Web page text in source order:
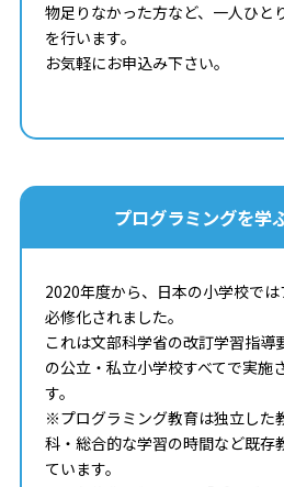
物足りなかった方など、一人ひと
を行います。
お気軽にお申込み下さい。
プログラミングを学
2020年度から、日本の小学校で
必修化されました。
これは文部科学省の改訂学習指導
の公立・私立小学校すべてで実施
す。
※プログラミング教育は独立した
科・総合的な学習の時間など既存
ています。